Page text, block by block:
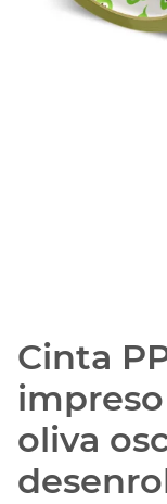
Cinta
oliva